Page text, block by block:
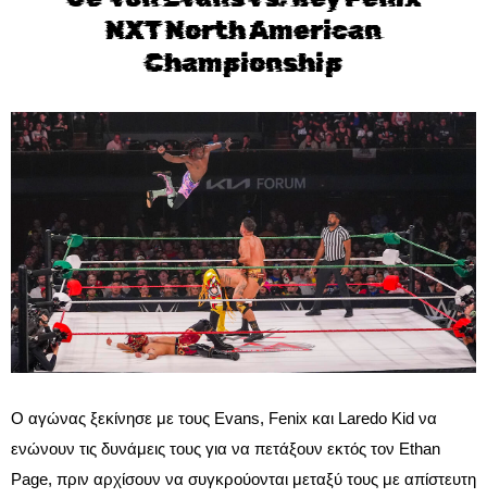
NXT North American
Championship
Ο αγώνας ξεκίνησε με τους Evans, Fenix και Laredo Kid να
ενώνουν τις δυνάμεις τους για να πετάξουν εκτός τον Ethan
Page, πριν αρχίσουν να συγκρούονται μεταξύ τους με απίστευτη